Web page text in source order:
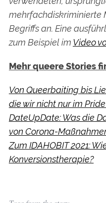
mehrfachdiskriminierte
Begriffs an. Eine
zum Beispiel im Video
Mehr queere Stories
Von Queerbaiting bis
die wir nicht nur im
DateUpDate: Was die
von Corona-
Zum IDAHOBIT 2021:
Konversionstherapie?